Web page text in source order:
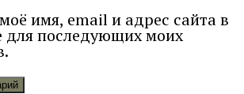
имя, email и адрес сайта в
для последующих моих